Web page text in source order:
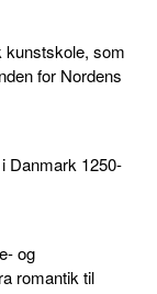
kunstskole, som
for Nordens
Danmark 1250-
og
romantik til